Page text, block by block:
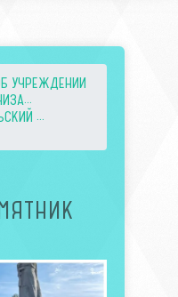
УЧРЕЖДЕНИИ
...